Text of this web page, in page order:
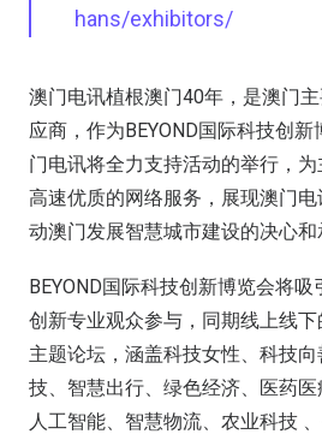
hans/exhibitors/
澳门电讯植根澳门40年，是澳门
应商，作为BEYOND国际科技创
门电讯将全力支持活动的举行，
高速优质的网络服务，展现澳门
动澳门发展智慧城市建设的决心和
BEYOND国际科技创新博览会将
创新专业观众参与，同期线上线
主题论坛，涵盖科技女性、科技
技、智慧出行、绿色经济、医药医
人工智能、智慧物流、农业科技